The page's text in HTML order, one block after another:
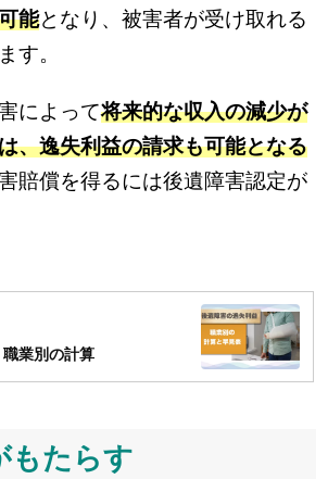
能となり、被害者が受け取れる
す。
によって将来的な収入の減少が
、逸失利益の請求も可能となる
賠償を得るには後遺障害認定が
業別の計算
もたらす